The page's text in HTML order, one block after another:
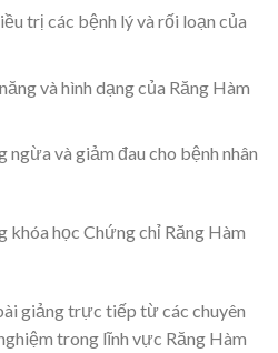
trị các bệnh lý và rối loạn của
và hình dạng của Răng Hàm
ngừa và giảm đau cho bệnh nhân
học Chứng chỉ Răng Hàm
giảng trực tiếp từ các chuyên
trong lĩnh vực Răng Hàm